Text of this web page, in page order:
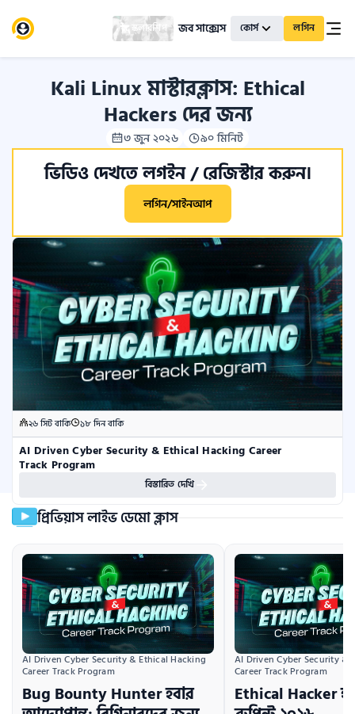
স্কলারশিপ জব সাক্সেস কোর্স লগিন
Kali Linux মাস্টারক্লাস: Ethical
Hackers দের জন্য
৩ জুন ২০২৬ ৯০ মিনিট
ভিডিও দেখতে লগইন / রেজিস্টার করুন।
লগিন/সাইনআপ
২৬ সিট বাকি ১৮ দিন বাকি
AI Driven Cyber Security & Ethical Hacking Career
Track Program
বিস্তারিত দেখি
প্রিভিয়াস লাইভ ডেমো ক্লাস
AI Driven Cyber Security & Ethical Hacking
Career Track Program
Bug Bounty Hunter হবার
AI Driven Cyber Security &
Career Track Program
Ethical Hacker